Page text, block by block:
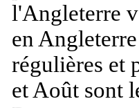
l'Angleterre
en
régulières et
et Août sont